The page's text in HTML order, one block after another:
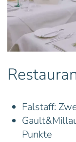
Falstaff:
Punkte